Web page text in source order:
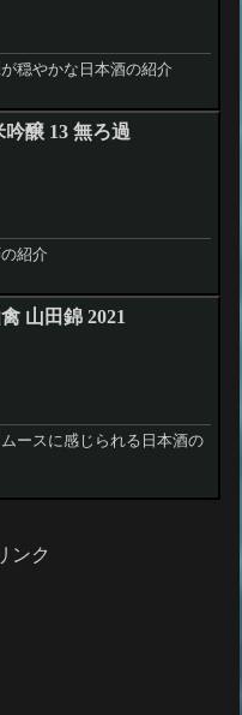
穏やかな日本酒の紹介
醸 13 無ろ過
紹介
山田錦 2021
ースに感じられる日本酒の
ンク